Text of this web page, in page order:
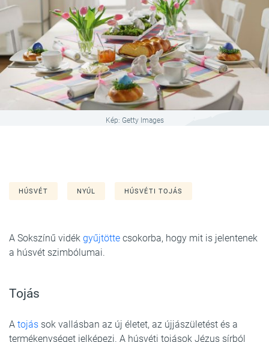
Kép: Getty Images
HÚSVÉT NYÚL HÚSVÉTI TOJÁS
A Sokszínű vidék gyűjtötte csokorba, hogy mit is jelentenek
a húsvét szimbólumai.
Tojás
A tojás sok vallásban az új életet, az újjászületést és a
termékenységet jelképezi. A húsvéti tojások Jézus sírból